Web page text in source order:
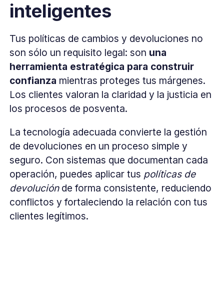
inteligentes
Tus políticas de cambios y devoluciones no
son sólo un requisito legal: son una
herramienta estratégica para construir
confianza mientras proteges tus márgenes.
Los clientes valoran la claridad y la justicia en
los procesos de posventa.
La tecnología adecuada convierte la gestión
de devoluciones en un proceso simple y
seguro. Con sistemas que documentan cada
operación, puedes aplicar tus políticas de
devoluciónde forma consistente, reduciendo
conflictos y fortaleciendo la relación con tus
clientes legítimos.